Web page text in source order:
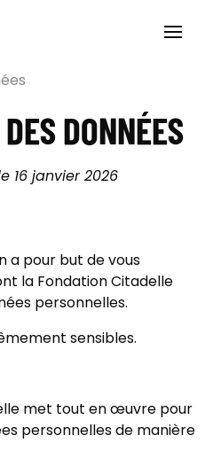
DONNÉES
16 janvier 2026
a pour but de vous
la Fondation Citadelle
personnelles.
sensibles.
met tout en œuvre pour
personnelles de manière